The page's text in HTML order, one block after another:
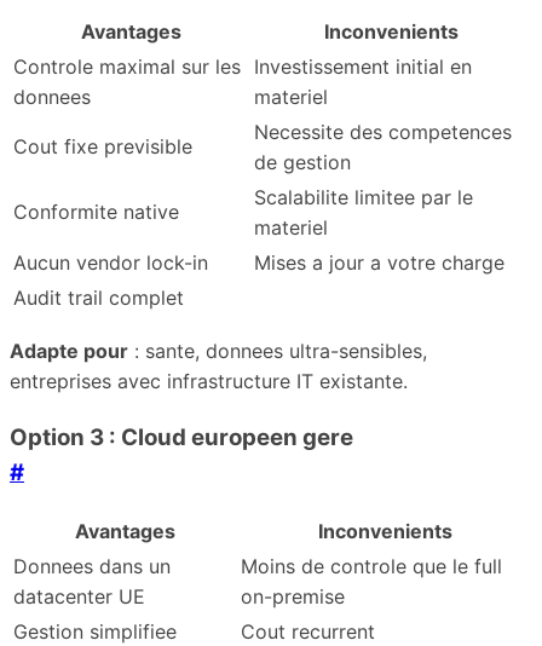
Avantages
Inconvenients
Controle maximal sur les
donnees
Investissement initial en
materiel
Cout fixe previsible
Necessite des competences
de gestion
Conformite native
Scalabilite limitee par le
materiel
Aucun vendor lock-in
Mises a jour a votre charge
Audit trail complet
Adapte pour : sante, donnees ultra-sensibles,
entreprises avec infrastructure IT existante.
Option 3 : Cloud europeen gere
#
Avantages
Inconvenients
Donnees dans un
datacenter UE
Moins de controle que le full
on-premise
Gestion simplifiee
Cout recurrent